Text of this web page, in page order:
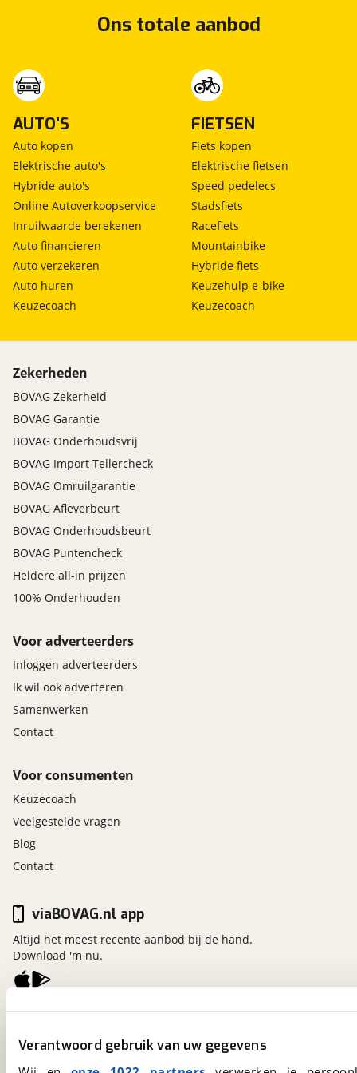
Verantwoord gebruik van uw gegevens
Ons totale aanbod
AUTO'S
Auto kopen
Elektrische auto's
Hybride auto's
Online Autoverkoopservice
Inruilwaarde berekenen
Auto financieren
Auto verzekeren
Auto huren
Keuzecoach
FIETSEN
Fiets kopen
Elektrische fietsen
Speed pedelecs
Stadsfiets
Racefiets
Mountainbike
Hybride fiets
Keuzehulp e-bike
Keuzecoach
Zekerheden
BOVAG Zekerheid
BOVAG Garantie
BOVAG Onderhoudsvrij
BOVAG Import Tellercheck
BOVAG Omruilgarantie
BOVAG Afleverbeurt
BOVAG Onderhoudsbeurt
BOVAG Puntencheck
Heldere all-in prijzen
100% Onderhouden
Voor adverteerders
Inloggen adverteerders
Ik wil ook adverteren
Samenwerken
Contact
Voor consumenten
Keuzecoach
Veelgestelde vragen
Blog
Contact
viaBOVAG.nl
Kosterijland
3981 AJ Bunnik
viaBOVAG.nl app
Altijd het meest recente aanbod bij de hand.
Download 'm nu.